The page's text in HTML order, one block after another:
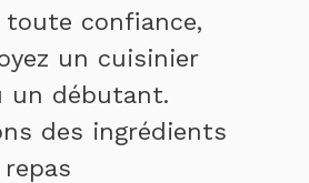
confiance,
un cuisinier
un débutant.
des ingrédients